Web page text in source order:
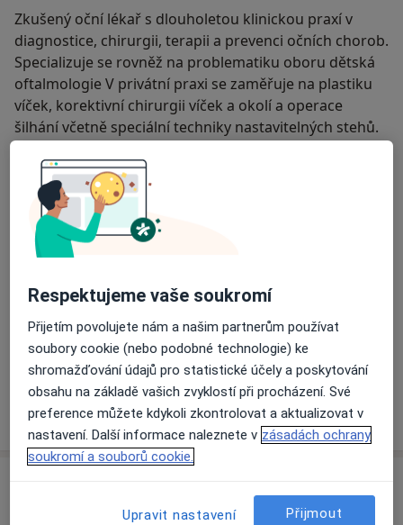
Zkušený oční lékař s dlouholetou klinickou praxí v
diagnostice, chirurgii, terapii a prevenci očních chorob.
Specializuje se rovněž na problematiku oboru dětská
oftalmologie V privátní praxi se zaměřuje na plastiku
víček, korektivní chirurgii víček a okolí a operace
šilhání včetně speciální techniky nastavitelných stehů.
Odborník na:
Oftalmologie
Hlavní léčená onemocnění
Pacienti, které ošetřuji
Dospělí
Děti (Pouze na některých adresách)
Více
o zkušenostech
Diagnostické vyšetření
Respektujeme vaše soukromí
Přijetím povolujete nám a našim partnerům používat
soubory cookie (nebo podobné technologie) ke
shromažďování údajů pro statistické účely a poskytování
obsahu na základě vašich zvyklostí při procházení. Své
preference můžete kdykoli zkontrolovat a aktualizovat v
nastavení. Další informace naleznete v zásadách ochrany
soukromí a souborů cookie.
Upravit nastavení Přijmout